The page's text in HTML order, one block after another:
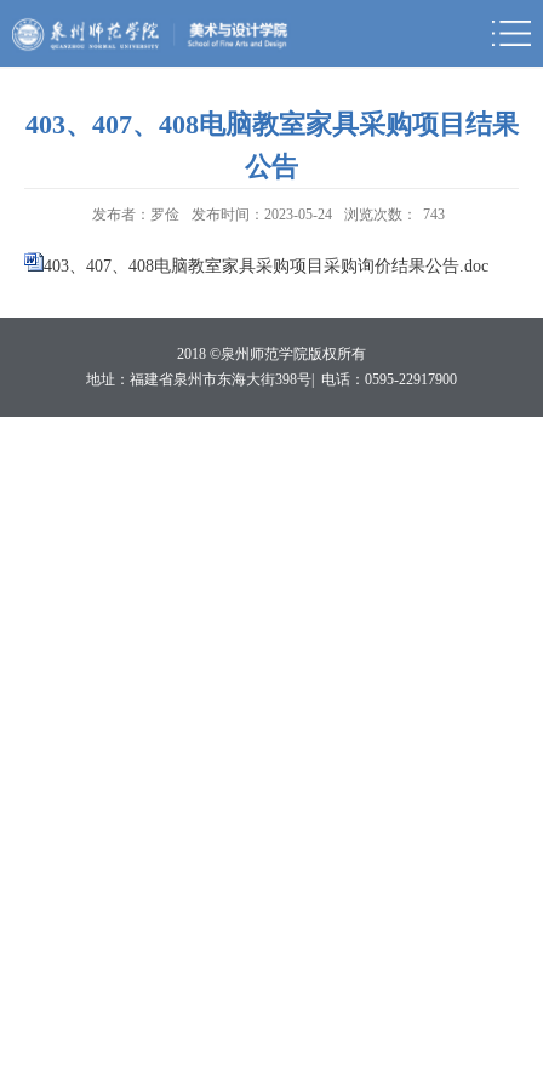
403、407、408电脑教室家具采购项目结果
公告
发布者：罗俭 发布时间：2023-05-24 浏览次数： 743
403、407、408电脑教室家具采购项目采购询价结果公告.doc
2018 ©泉州师范学院版权所有
地址：福建省泉州市东海大街398号|
电话：0595-22917900